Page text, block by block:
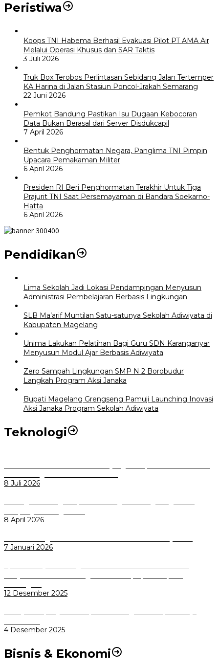
Peristiwa
Koops TNI Habema Berhasil Evakuasi Pilot PT AMA Air
Melalui Operasi Khusus dan SAR Taktis
3 Juli 2026
Truk Box Terobos Perlintasan Sebidang Jalan Tertemper
KA Harina di Jalan Stasiun Poncol-Jrakah Semarang
22 Juni 2026
Pemkot Bandung Pastikan Isu Dugaan Kebocoran
Data Bukan Berasal dari Server Disdukcapil
7 April 2026
Bentuk Penghormatan Negara, Panglima TNI Pimpin
Upacara Pemakaman Militer
6 April 2026
Presiden RI Beri Penghormatan Terakhir Untuk Tiga
Prajurit TNI Saat Persemayaman di Bandara Soekarno-
Hatta
6 April 2026
Pendidikan
Lima Sekolah Jadi Lokasi Pendampingan Menyusun
Administrasi Pembelajaran Berbasis Lingkungan
SLB Ma’arif Muntilan Satu-satunya Sekolah Adiwiyata di
Kabupaten Magelang
Unima Lakukan Pelatihan Bagi Guru SDN Karanganyar
Menyusun Modul Ajar Berbasis Adiwiyata
Zero Sampah Lingkungan SMP N 2 Borobudur
Langkah Program Aksi Janaka
Bupati Magelang Grengseng Pamuji Launching Inovasi
Aksi Janaka Program Sekolah Adiwiyata
Teknologi
8 Juli 2026
8 April 2026
7 Januari 2026
12 Desember 2025
4 Desember 2025
Bisnis & Ekonomi